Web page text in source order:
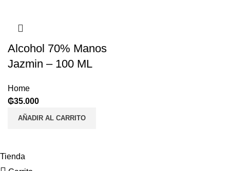
Alcohol 70% Manos
Jazmin – 100 ML
Home
₲35.000
AÑADIR AL CARRITO
Tienda